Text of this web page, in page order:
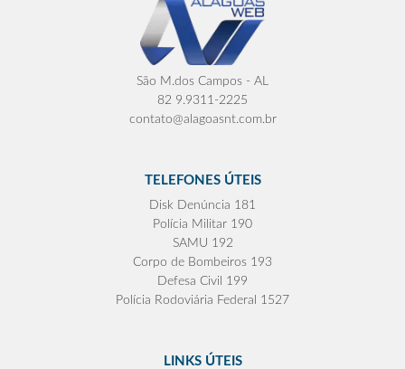
São M.dos Campos - AL
82 9.9311-2225
contato@alagoasnt.com.br
TELEFONES ÚTEIS
Disk Denúncia 181
Polícia Militar 190
SAMU 192
Corpo de Bombeiros 193
Defesa Civil 199
Polícia Rodoviária Federal 1527
LINKS ÚTEIS